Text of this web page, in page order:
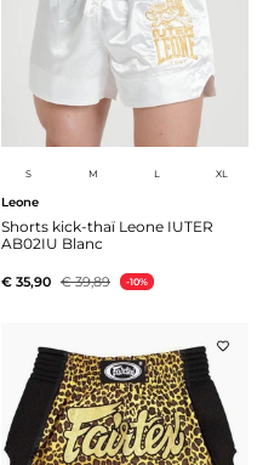
S M L XL
Leone
Shorts kick-thaï Leone IUTER
AB02IU Blanc
€ 35,90 € 39,89 -10%